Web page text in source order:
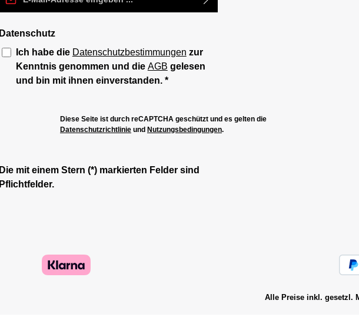
Datenschutz
Ich habe die Datenschutzbestimmungen zur
Kenntnis genommen und die AGB gelesen
und bin mit ihnen einverstanden. *
Diese Seite ist durch reCAPTCHA geschützt und es gelten die
Datenschutzrichtlinie und Nutzungsbedingungen.
Die mit einem Stern (*) markierten Felder sind
Pflichtfelder.
Alle Preise inkl. gesetzl.